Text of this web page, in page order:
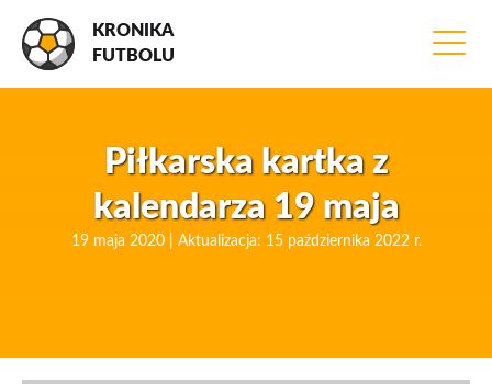
KRONIKA
FUTBOLU
Piłkarska kartka z
kalendarza 19 maja
19 maja 2020 | Aktualizacja: 15 października 2022 r.